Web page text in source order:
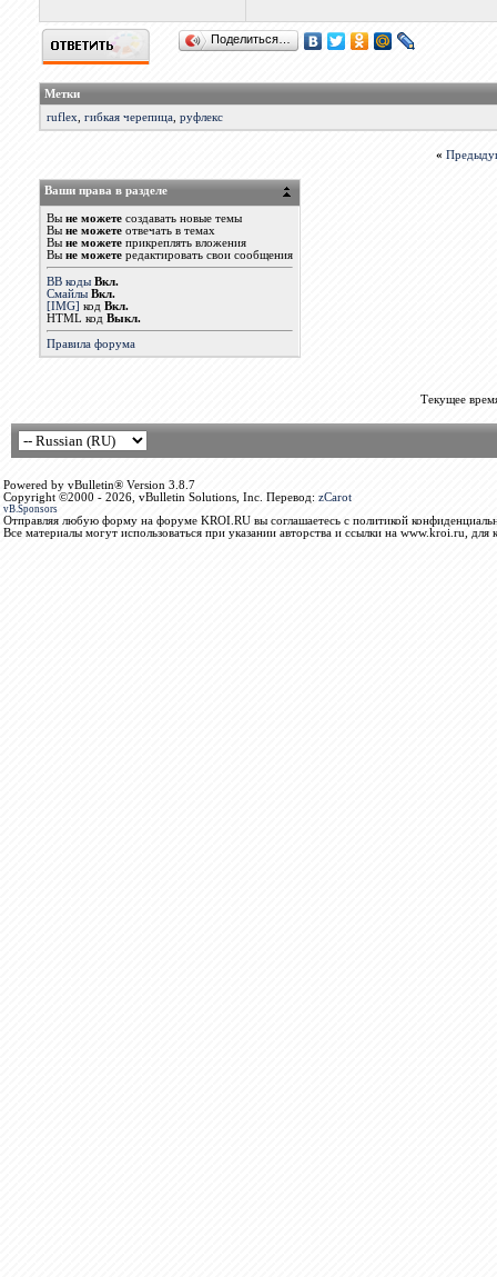
Поделиться…
Метки
ruflex
гибкая черепица, руфлекс
«
Ваши права в разделе
Вы не можетесоздавать новые темы
Вы не можетеотвечать в темах
Вы не можетеприкреплять вложения
Вы не можетередактировать свои сообщения
BB коды Вкл.
Смайлы Вкл.
[IMG] код Вкл.
HTML код Выкл.
Правила форума
Текущее
Powered by vBulletin® Version 3.8.7
Copyright ©2000 - 2026, vBulletin Solutions, Inc. Перевод: zCarot
vB.Sponsors
Отправляя любую форму на форуме KROI.RU вы соглашаетесь с политикой
Все материалы могут использоваться при указании авторства и ссылки на www.kroi.ru, для